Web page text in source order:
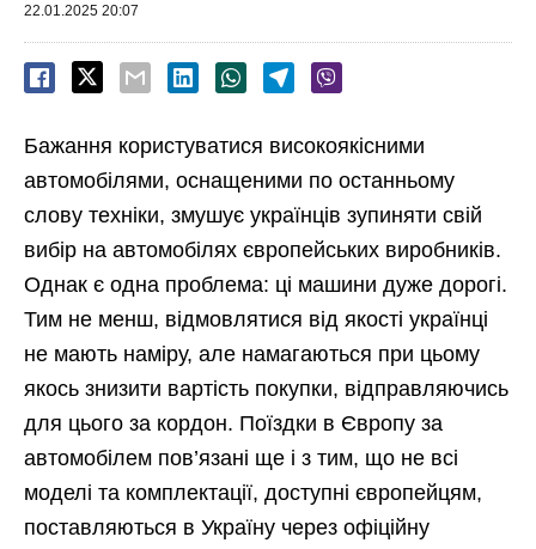
22.01.2025 20:07
Бажання користуватися високоякісними
автомобілями, оснащеними по останньому
слову техніки, змушує українців зупиняти свій
вибір на автомобілях європейських виробників.
Однак є одна проблема: ці машини дуже дорогі.
Тим не менш, відмовлятися від якості українці
не мають наміру, але намагаються при цьому
якось знизити вартість покупки, відправляючись
для цього за кордон. Поїздки в Європу за
автомобілем пов’язані ще і з тим, що не всі
моделі та комплектації, доступні європейцям,
поставляються в Україну через офіційну